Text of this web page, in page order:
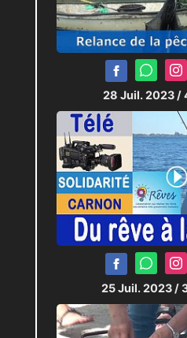
28 Juil. 2023 /
25 Juil. 2023 /